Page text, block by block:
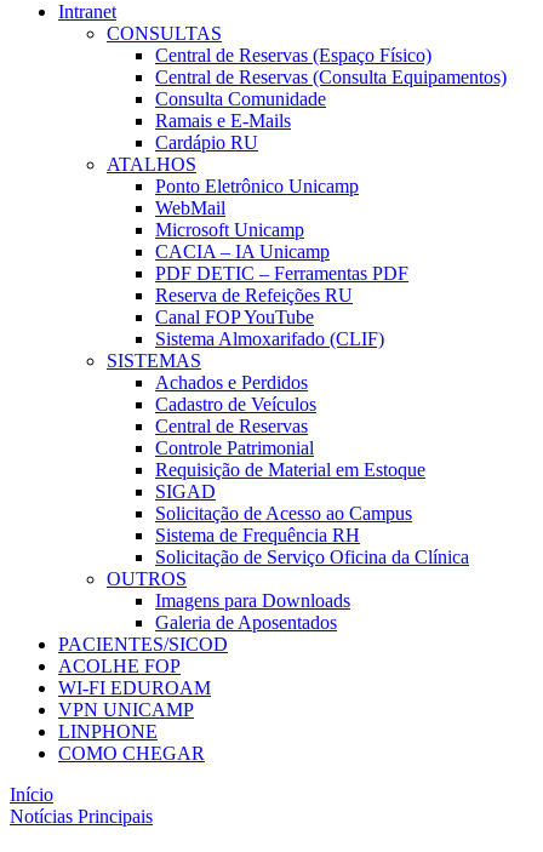
Intranet
CONSULTAS
Central de Reservas (Espaço Físico)
Central de Reservas (Consulta Equipamentos)
Consulta Comunidade
Ramais e E-Mails
Cardápio RU
ATALHOS
Ponto Eletrônico Unicamp
WebMail
Microsoft Unicamp
CACIA – IA Unicamp
PDF DETIC – Ferramentas PDF
Reserva de Refeições RU
Canal FOP YouTube
Sistema Almoxarifado (CLIF)
SISTEMAS
Achados e Perdidos
Cadastro de Veículos
Central de Reservas
Controle Patrimonial
Requisição de Material em Estoque
SIGAD
Solicitação de Acesso ao Campus
Sistema de Frequência RH
Solicitação de Serviço Oficina da Clínica
OUTROS
Imagens para Downloads
Galeria de Aposentados
PACIENTES/SICOD
ACOLHE FOP
WI-FI EDUROAM
VPN UNICAMP
LINPHONE
COMO CHEGAR
Início
Notícias Principais